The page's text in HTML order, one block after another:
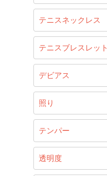
テニスネックレス
テニスブレスレット
デビアス
照り
テンパー
透明度